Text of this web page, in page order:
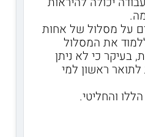
על מסלול של אחות
את המסלול
בעיקר כי לא ניתן
ראשון למי
והחליטי.